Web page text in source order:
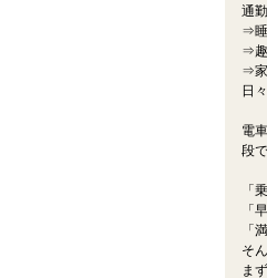
通
⇒睡
⇒趣
⇒家
日
電
段
「
「
「
そ
ま